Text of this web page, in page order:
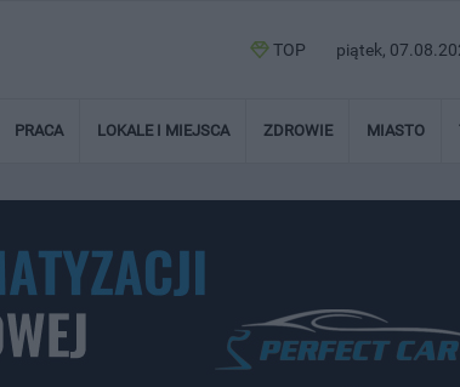
TOP piątek,
PRACA LOKALE I MIEJSCA ZDROWIE MIASTO